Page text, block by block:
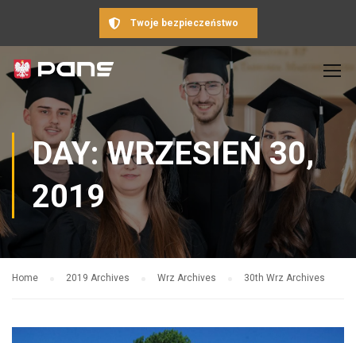
Twoje bezpieczeństwo
DAY: WRZESIEŃ 30,
2019
Home 2019 Archives Wrz Archives 30th Wrz Archives